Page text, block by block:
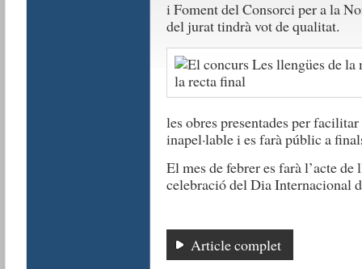
i Foment del Consorci per a la
del jurat tindrà vot de qualitat.
les obres presentades per
inapel·lable i es farà públic a
El mes de febrer es farà l’acte
celebració del Dia Internacional
Article complet